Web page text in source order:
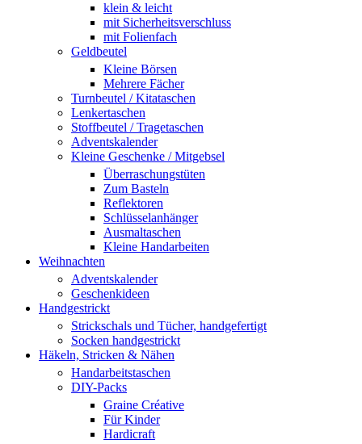
klein & leicht
mit Sicherheitsverschluss
mit Folienfach
Geldbeutel
Kleine Börsen
Mehrere Fächer
Turnbeutel / Kitataschen
Lenkertaschen
Stoffbeutel / Tragetaschen
Adventskalender
Kleine Geschenke / Mitgebsel
Überraschungstüten
Zum Basteln
Reflektoren
Schlüsselanhänger
Ausmaltaschen
Kleine Handarbeiten
Weihnachten
Adventskalender
Geschenkideen
Handgestrickt
Strickschals und Tücher, handgefertigt
Socken handgestrickt
Häkeln, Stricken & Nähen
Handarbeitstaschen
DIY-Packs
Graine Créative
Für Kinder
Hardicraft